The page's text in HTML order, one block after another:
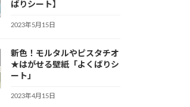
ばりシート】
2023年5月15日
新色！モルタルやピスタチオ
★はがせる壁紙「よくばりシ
ート」
2023年4月15日